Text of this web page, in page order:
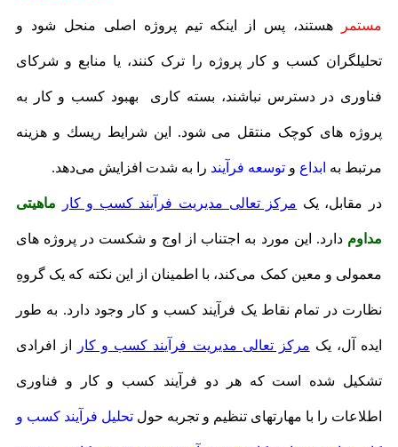
مستمر هستند، پس از اینکه تیم پروژه اصلی منحل شود و
تحلیلگران کسب و کار پروژه را ترک کنند، یا منابع و شرکای
فناوری در دسترس نباشند، بسته كاری بهبود کسب و کار به
پروژه های کوچک منتقل می شود. این شرایط ریسك و هزینه
مرتبط به ابداع و توسعه فرآیند را به شدت افزایش می‌دهد.
در مقابل، یک مرکز تعالی مدیریت فرآیند کسب و کار ماهیتی
مداوم دارد. این مورد به اجتناب از اوج و شکست در پروژه های
معمولی و معین کمک می‌کند، با اطمینان از این نکته که یک گروهِ
نظارت در تمام نقاط یک فرآیند کسب و کار وجود دارد. به طور
ایده آل، یک مرکز تعالی مدیریت فرآیند کسب و کار از افرادی
تشکیل شده است که هر دو فرآیند کسب و کار و فناوری
اطلاعات را با مهارتهای تنظیم و تجربه حول تحلیل فرآیند کسب و